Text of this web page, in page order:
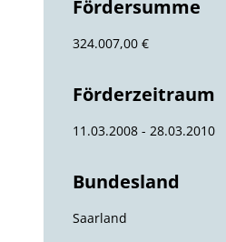
Fördersumme
324.007,00 €
Förderzeitraum
11.03.2008 - 28.03.2010
Bundesland
Saarland